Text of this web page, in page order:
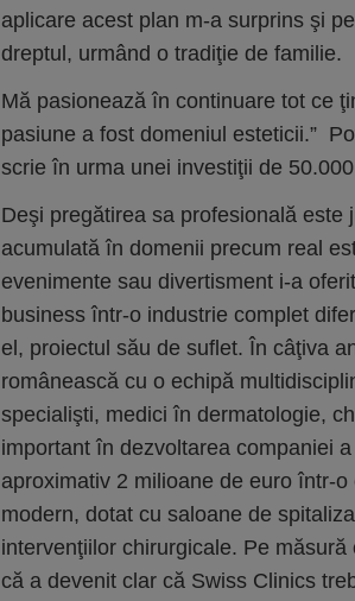
aplicare acest plan m-a surprins şi
dreptul, urmând o tradiţie de familie.
Mă pasionează în continuare tot ce
pasiune a fost domeniul esteticii.”
scrie în urma unei investiţii de
Deşi pregătirea sa profesională
acumulată în domenii precum real
evenimente sau divertisment i-a
business într-o industrie complet
el, proiectul său de suflet. În câţiva
românească cu o echipă
specialişti, medici în dermatologie,
important în dezvoltarea companiei
aproximativ 2 milioane de euro într-
modern, dotat cu saloane de
intervenţiilor chirurgicale. Pe
că a devenit clar că Swiss Clinics